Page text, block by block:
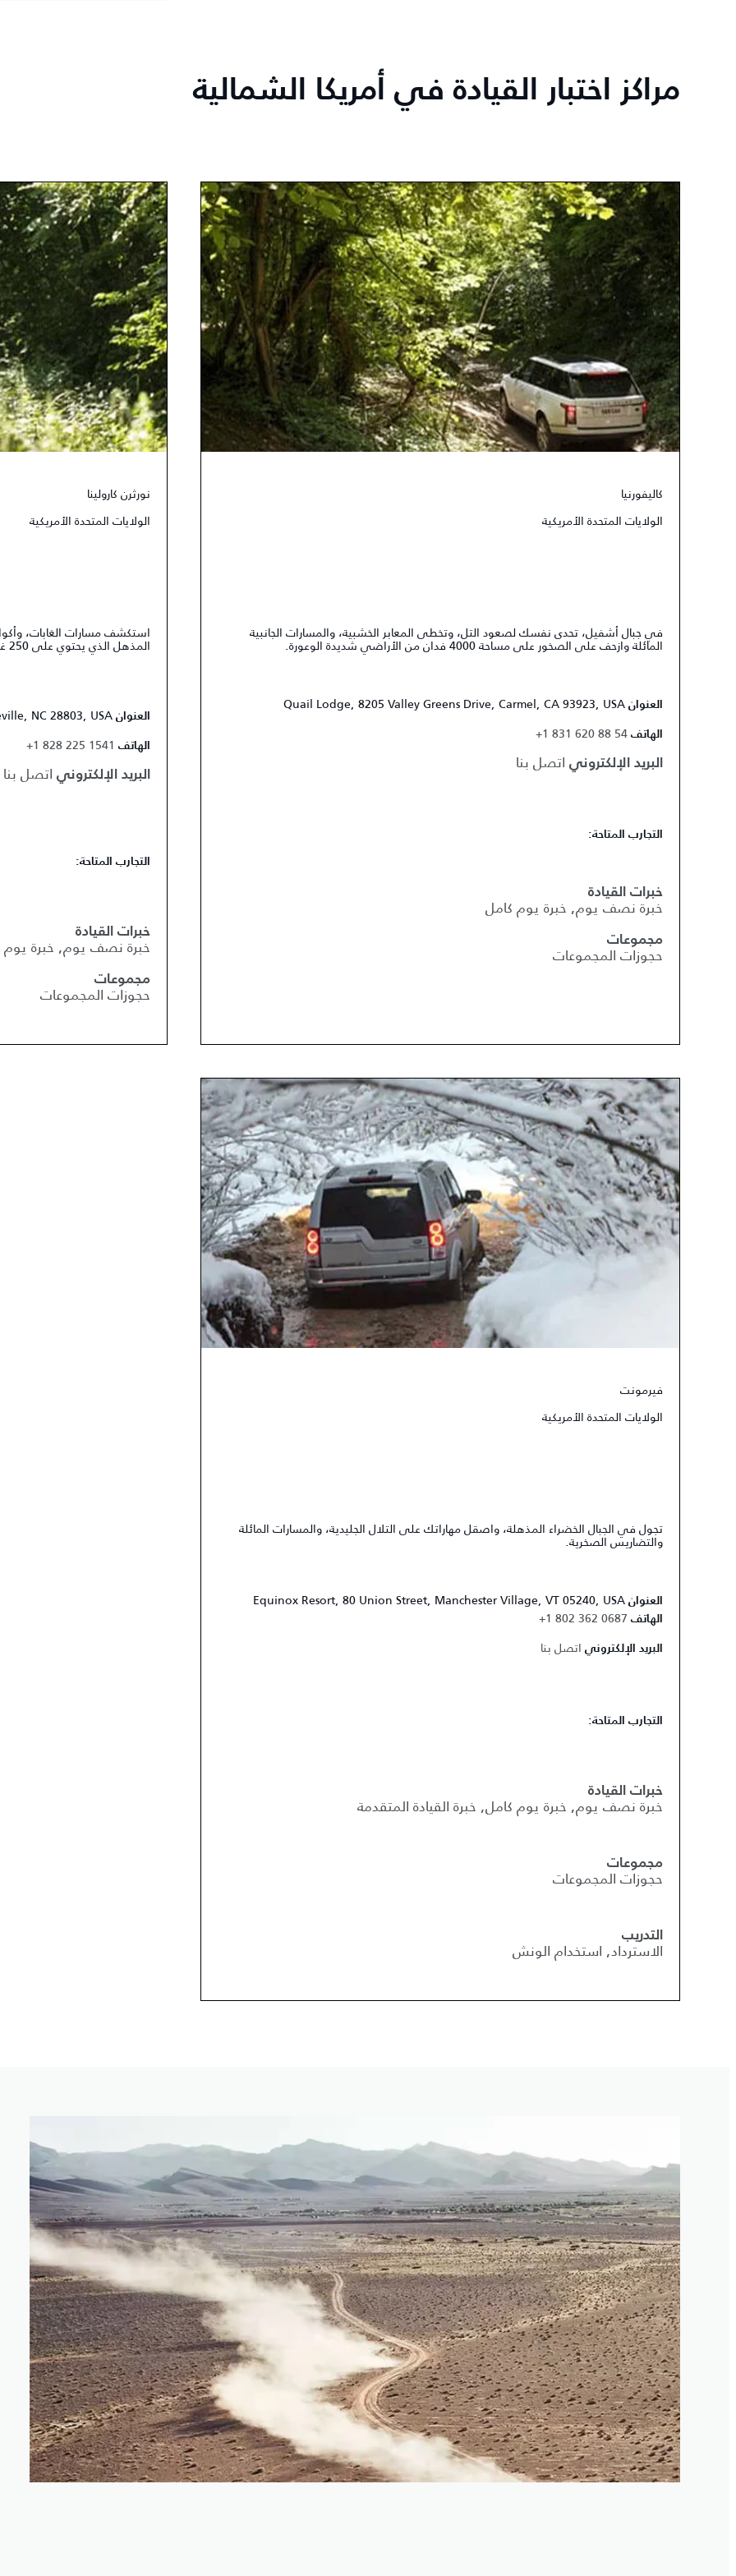
مراكز اختبار القيادة في أمريكا الشمالية
كاليفورنيا
الولايات المتحدة الأمريكية
في جبال أشفيل، تحدى نفسك لصعود التل، وتخطى المعابر الخشبية، والمسارات الجانبية
المائلة وازحف على الصخور على مساحة 4000 فدان من الأراضي شديدة الوعورة.
العنوان Quail Lodge, 8205 Valley Greens Drive, Carmel, CA 93923, USA
الهاتف +1 831 620 88 54
البريد الإلكتروني اتصل بنا
التجارب المتاحة:
خبرات القيادة
خبرة نصف يوم, خبرة يوم كامل
مجموعات
حجوزات المجموعات
نورثرن كارولينا
الولايات المتحدة الأمريكية
استكشف مسارات الغابات،
المذهل الذي يحتوي على 250 غرفة.
العنوان NC 28803, USA
الهاتف +1 828 225 1541
البريد الإلكتروني اتصل بنا
التجارب المتاحة:
خبرات القيادة
خبرة نصف يوم, خبرة يوم
مجموعات
حجوزات المجموعات
فيرمونت
الولايات المتحدة الأمريكية
تجول في الجبال الخضراء المذهلة، واصقل مهاراتك على التلال الجليدية، والمسارات المائلة
والتضاريس الصخرية.
العنوان Equinox Resort, 80 Union Street, Manchester Village, VT 05240, USA
الهاتف +1 802 362 0687
البريد الإلكتروني اتصل بنا
التجارب المتاحة:
خبرات القيادة
خبرة نصف يوم, خبرة يوم كامل, خبرة القيادة المتقدمة
مجموعات
حجوزات المجموعات
التدريب
الاسترداد, استخدام الونش